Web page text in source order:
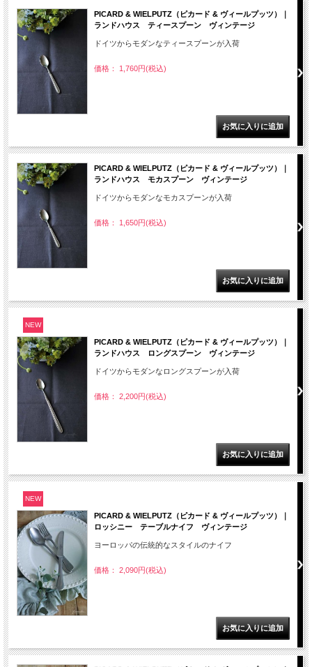
PICARD & WIELPUTZ（ピカード & ヴィールプッツ）｜
ランドハウス ティースプーン ヴィンテージ
ドイツからモダンなティースプーンが入荷
価格： 1,760円(税込)
PICARD & WIELPUTZ（ピカード & ヴィールプッツ）｜
ランドハウス モカスプーン ヴィンテージ
ドイツからモダンなモカスプーンが入荷
価格： 1,650円(税込)
NEW
PICARD & WIELPUTZ（ピカード & ヴィールプッツ）｜
ランドハウス ロングスプーン ヴィンテージ
ドイツからモダンなロングスプーンが入荷
価格： 2,200円(税込)
NEW
PICARD & WIELPUTZ（ピカード & ヴィールプッツ）｜
ロッシニー テーブルナイフ ヴィンテージ
ヨーロッパの伝統的なスタイルのナイフ
価格： 2,090円(税込)